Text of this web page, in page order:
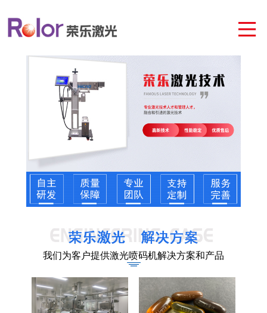
我们为客户提供激光喷码机解决方案和产品